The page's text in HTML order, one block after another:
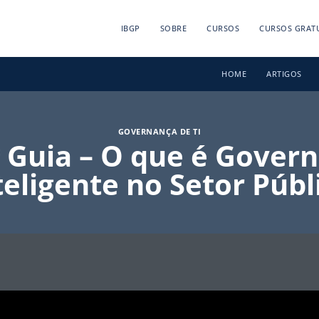
IBGP SOBRE CURSOS CURSOS
HOME ARTIGOS
GOVERNANÇA DE TI
Guia – O que é
no Setor